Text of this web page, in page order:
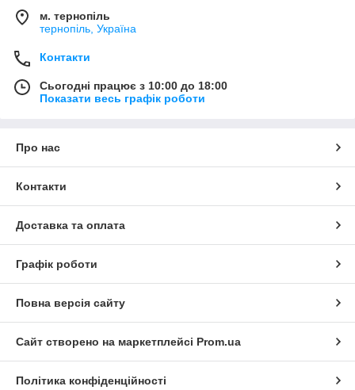
м. тернопіль
тернопіль, Україна
Контакти
Сьогодні працює з 10:00 до 18:00
Показати весь графік роботи
Про нас
Контакти
Доставка та оплата
Графік роботи
Повна версія сайту
Сайт створено на маркетплейсі Prom.ua
Політика конфіденційності